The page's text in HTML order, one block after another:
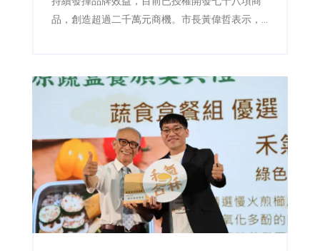
品，創造超過二千萬元商機。市長黃偉哲表示，